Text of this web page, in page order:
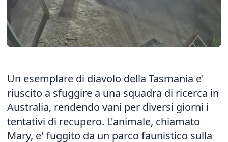
Un esemplare di diavolo della Tasmania e'
riuscito a sfuggire a una squadra di ricerca in
Australia, rendendo vani per diversi giorni i
tentativi di recupero. L'animale, chiamato
Mary, e' fuggito da un parco faunistico sulla